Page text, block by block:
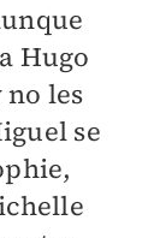
Hugo
les
se